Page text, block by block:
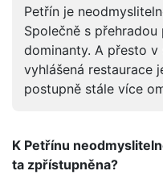
Petřín je
Společně s
dominanty. A přesto
vyhlášená restaurace
postupně stále více
K Petřínu
ta zpřístupněna?